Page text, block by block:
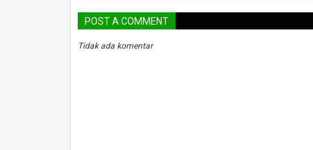
POST A COMMENT
Tidak ada komentar